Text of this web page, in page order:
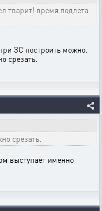
тварит! время подлета
ЗС построить можно.
срезать.
срезать.
выступает именно